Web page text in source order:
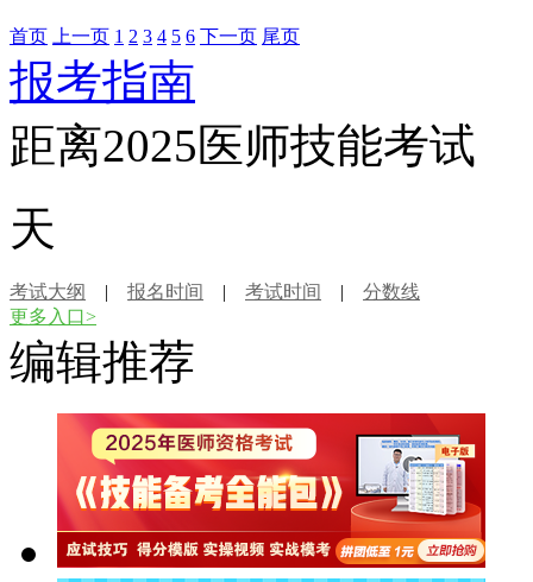
首页 上一页 1 2 3 4 5 6 下一页 尾页
报考指南
距离2025医师技能考试
天
考试大纲 | 报名时间 | 考试时间 | 分数线
更多入口>
编辑推荐